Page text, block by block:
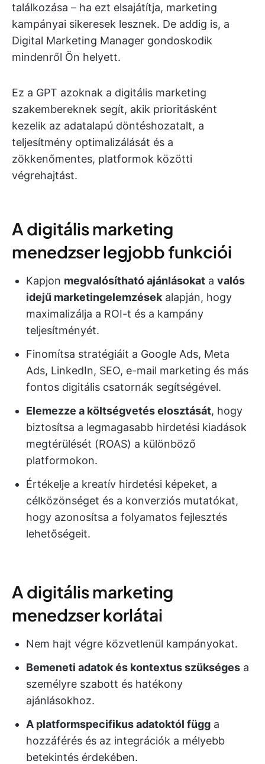
találkozása – ha ezt elsajátítja, marketing
kampányai sikeresek lesznek. De addig is, a
Digital Marketing Manager gondoskodik
mindenről Ön helyett.
Ez a GPT azoknak a digitális marketing
szakembereknek segít, akik prioritásként
kezelik az adatalapú döntéshozatalt, a
teljesítmény optimalizálását és a
zökkenőmentes, platformok közötti
végrehajtást.
A digitális marketing
menedzser legjobb funkciói
Kapjon megvalósítható ajánlásokat a valós
idejű marketingelemzések alapján, hogy
maximalizálja a ROI-t és a kampány
teljesítményét.
Finomítsa stratégiáit a Google Ads, Meta
Ads, LinkedIn, SEO, e-mail marketing és más
fontos digitális csatornák segítségével.
Elemezze a költségvetés elosztását, hogy
biztosítsa a legmagasabb hirdetési kiadások
megtérülését (ROAS) a különböző
platformokon.
Értékelje a kreatív hirdetési képeket, a
célközönséget és a konverziós mutatókat,
hogy azonosítsa a folyamatos fejlesztés
lehetőségeit.
A digitális marketing
menedzser korlátai
Nem hajt végre közvetlenül kampányokat.
Bemeneti adatok és kontextus szükséges a
személyre szabott és hatékony
ajánlásokhoz.
A platformspecifikus adatoktól függ a
hozzáférés és az integrációk a mélyebb
betekintés érdekében.